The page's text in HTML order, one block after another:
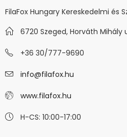
FilaFox Hungary Kereskedelmi és
6720 Szeged, Horváth Mihály
+36 30/777-9690
info@filafox.hu
www.filafox.hu
H-CS: 10:00-17:00